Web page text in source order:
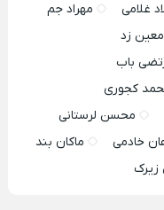
غلامی
مهراد جم
معین زد
باب
کجوری
محسن لرستانی
خادمی
ماکان بند